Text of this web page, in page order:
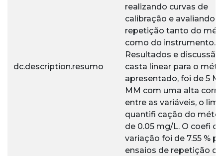
dc.description.resumo
realizando curvas de
calibração e avaliando a
repetição tanto do
como do instrumento.
Resultados e
casta linear para o
apresentado, foi de 5
MM com uma alta
entre as variáveis, o
quantifi cação do
de 0.05 mg/L. O coefi
variação foi de 7.55 %
ensaios de repetição do